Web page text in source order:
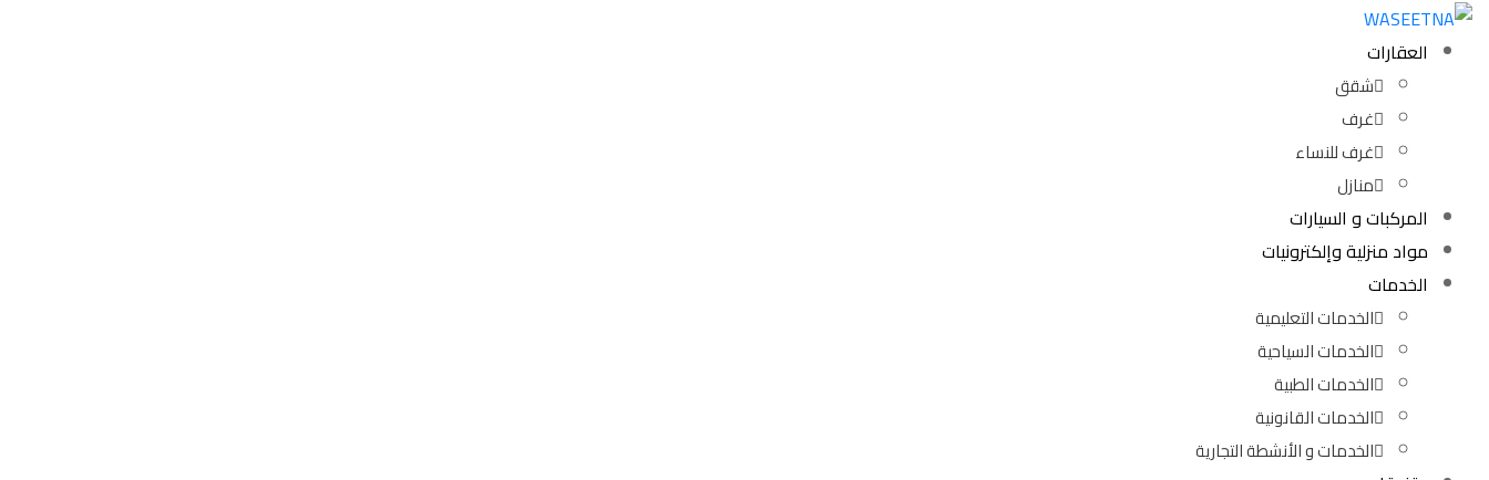
العقارات
شقق
غرف
غرف للنساء
منازل
المركبات و السيارات
مواد منزلية وإلكترونيات
الخدمات
الخدمات التعليمية
الخدمات السياحية
الخدمات الطبية
الخدمات القانونية
الخدمات و الأنشطة التجارية